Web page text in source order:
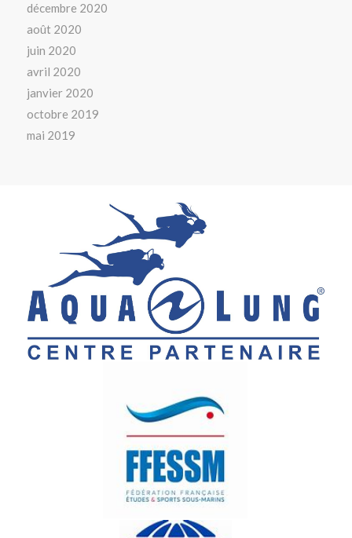
décembre 2020
août 2020
juin 2020
avril 2020
janvier 2020
octobre 2019
mai 2019